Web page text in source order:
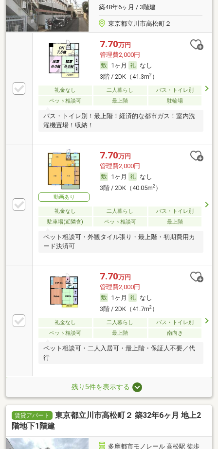
築48年6ヶ月 / 3階建
東京都立川市高松町２
7.70万円
管理費2,000円
1ヶ月
なし
3階 / 2DK（41.3m2）
礼金なし 二人暮らし
バス・トイレ別
ペット相談可
最上階 駐輪場
バス・トイレ別！最上階！経済的な都市ガス！室内洗
濯機置場！収納！
動画あり
7.70万円
管理費2,000円
1ヶ月
なし
3階 / 2DK（40.05m2）
礼金なし 二人暮らし
バス・トイレ別
駐車場(近隣含)
ペット相談可 最上階
ペット相談可・外観タイル張り・最上階・初期費用カ
ード決済可
7.70万円
管理費2,000円
1ヶ月
なし
3階 / 2DK（41.7m2）
礼金なし 二人暮らし
バス・トイレ別
ペット相談可
最上階 南向き
ペット相談可・二人入居可・最上階・保証人不要／代
行
残り5件を表示する
賃貸アパート
東京都立川市高松町２ 築32年6ヶ月 地上2
階地下1階建
多摩都市モノレール 高松駅 徒歩